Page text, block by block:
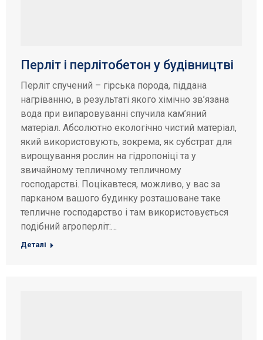
Перліт і перлітобетон у будівництві
Перліт спучений – гірська порода, піддана
нагріванню, в результаті якого хімічно зв’язана
вода при випаровуванні спучила кам’яний
матеріал. Абсолютно екологічно чистий матеріал,
який використовують, зокрема, як субстрат для
вирощування рослин на гідропоніці та у
звичайному тепличному тепличному
господарстві. Поцікавтеся, можливо, у вас за
парканом вашого будинку розташоване таке
тепличне господарство і там використовується
подібний агроперліт:…
Деталі